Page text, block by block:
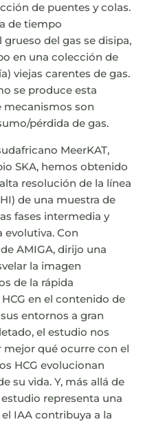
de puentes y colas.
de tiempo
del gas se disipa,
en una colección de
viejas carentes de gas.
se produce esta
son
pérdida de gas.
MeerKAT,
SKA, hemos obtenido
resolución de la línea
de una muestra de
fases intermedia y
evolutiva. Con
AMIGA, dirijo una
la imagen
de la rápida
en el contenido de
entornos a gran
el estudio nos
qué ocurre con el
HCG evolucionan
su vida. Y, más allá de
representa una
IAA contribuya a la